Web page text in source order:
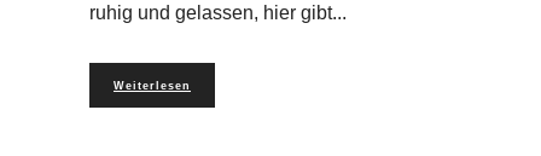
ruhig und gelassen, hier gibt
Weiterlesen